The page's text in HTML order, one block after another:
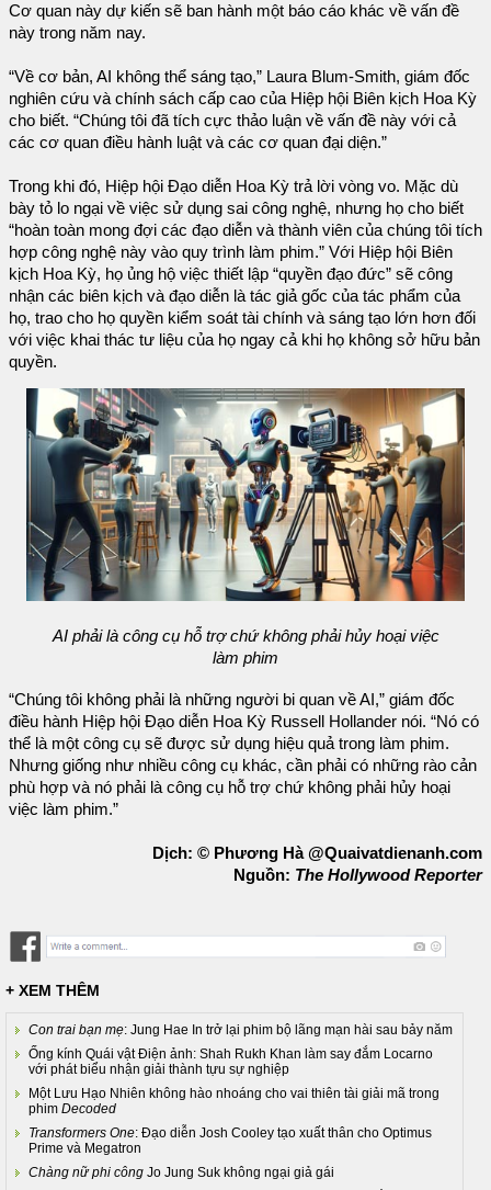
Cơ quan này dự kiến sẽ ban hành một báo cáo khác về vấn đề
này trong năm nay.
“Về cơ bản, AI không thể sáng tạo,” Laura Blum-Smith, giám đốc
nghiên cứu và chính sách cấp cao của Hiệp hội Biên kịch Hoa Kỳ
cho biết. “Chúng tôi đã tích cực thảo luận về vấn đề này với cả
các cơ quan điều hành luật và các cơ quan đại diện.”
Trong khi đó, Hiệp hội Đạo diễn Hoa Kỳ trả lời vòng vo. Mặc dù
bày tỏ lo ngại về việc sử dụng sai công nghệ, nhưng họ cho biết
“hoàn toàn mong đợi các đạo diễn và thành viên của chúng tôi tích
hợp công nghệ này vào quy trình làm phim.” Với Hiệp hội Biên
kịch Hoa Kỳ, họ ủng hộ việc thiết lập “quyền đạo đức” sẽ công
nhận các biên kịch và đạo diễn là tác giả gốc của tác phẩm của
họ, trao cho họ quyền kiểm soát tài chính và sáng tạo lớn hơn đối
với việc khai thác tư liệu của họ ngay cả khi họ không sở hữu bản
quyền.
AI phải là công cụ hỗ trợ chứ không phải hủy hoại việc
làm phim
“Chúng tôi không phải là những người bi quan về AI,” giám đốc
điều hành Hiệp hội Đạo diễn Hoa Kỳ Russell Hollander nói. “Nó có
thể là một công cụ sẽ được sử dụng hiệu quả trong làm phim.
Nhưng giống như nhiều công cụ khác, cần phải có những rào cản
phù hợp và nó phải là công cụ hỗ trợ chứ không phải hủy hoại
việc làm phim.”
Dịch: © Phương Hà @Quaivatdienanh.com
Nguồn: The Hollywood Reporter
+ XEM THÊM
Con trai bạn mẹ: Jung Hae In trở lại phim bộ lãng mạn hài sau bảy năm
Ống kính Quái vật Điện ảnh: Shah Rukh Khan làm say đắm Locarno
với phát biểu nhận giải thành tựu sự nghiệp
Một Lưu Hạo Nhiên không hào nhoáng cho vai thiên tài giải mã trong
phim Decoded
Transformers One: Đạo diễn Josh Cooley tạo xuất thân cho Optimus
Prime và Megatron
Chàng nữ phi công Jo Jung Suk không ngại giả gái